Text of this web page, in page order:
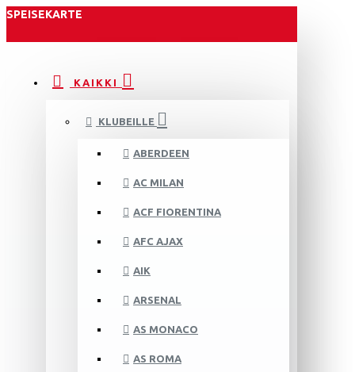
SPEISEKARTE
KAIKKI
KLUBEILLE
ABERDEEN
AC MILAN
ACF FIORENTINA
AFC AJAX
AIK
ARSENAL
AS MONACO
AS ROMA